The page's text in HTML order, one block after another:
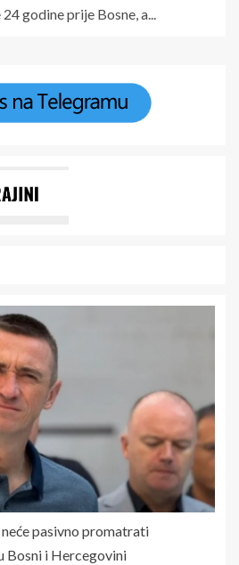
godine prije Bosne, a...
pasivno promatrati
Bosni i Hercegovini